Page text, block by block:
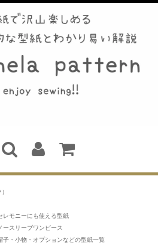
レモニーにも使える型紙
ースリーブワンピース
子・小物・オプションなどの型紙一覧